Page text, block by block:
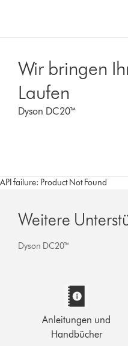
Wir bringen
Laufen
Dyson DC20™
API failure: Product Not Found
Weitere
Dyson DC20™
Anleitungen und
Handbücher